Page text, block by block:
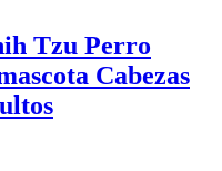
Tzu Perro
Cabezas